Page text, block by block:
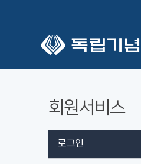
회원서비스
로그인